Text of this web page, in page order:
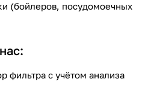
(бойлеров, посудомоечных
фильтра с учётом анализа